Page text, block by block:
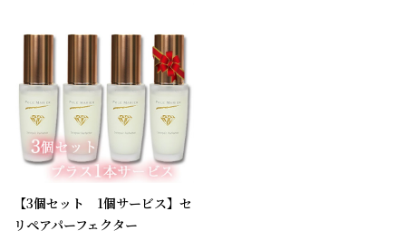
【3個セット 1個サービス】セ
リペアパーフェクター